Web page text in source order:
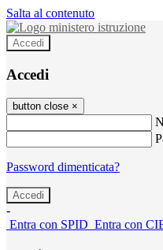
Salta al contenuto
Accedi
Accedi
button close ×
Password dimenticata?
-
Entra con SPID Entra con